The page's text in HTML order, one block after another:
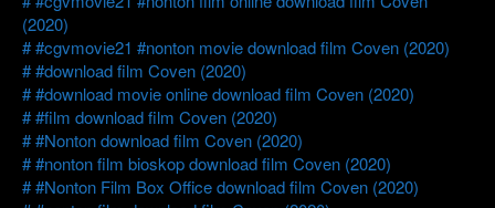
(2020)
#cgvmovie21 #nonton movie download film Coven (2020)
#download film Coven (2020)
#download movie online download film Coven (2020)
#film download film Coven (2020)
#Nonton download film Coven (2020)
#nonton film bioskop download film Coven (2020)
#Nonton Film Box Office download film Coven (2020)